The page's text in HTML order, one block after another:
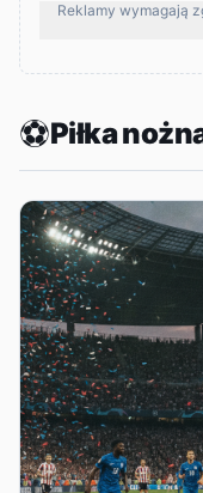
Reklamy wymagają
⚽Piłka